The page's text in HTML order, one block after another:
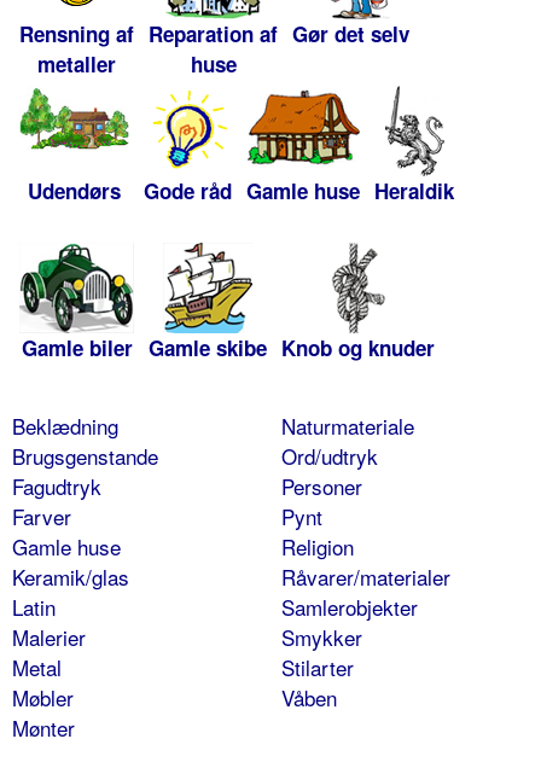
Rensning af
metaller
Reparation af
huse
Gør det selv
Udendørs Gode råd Gamle huse Heraldik
Gamle biler Gamle skibe Knob og knuder
Beklædning
Brugsgenstande
Fagudtryk
Farver
Gamle huse
Keramik/glas
Latin
Malerier
Metal
Møbler
Mønter
Naturmateriale
Ord/udtryk
Personer
Pynt
Religion
Råvarer/materialer
Samlerobjekter
Smykker
Stilarter
Våben